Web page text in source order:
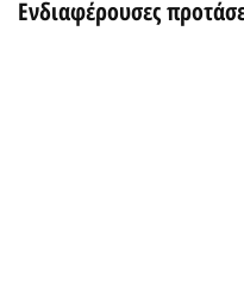
Ενδιαφέρουσες